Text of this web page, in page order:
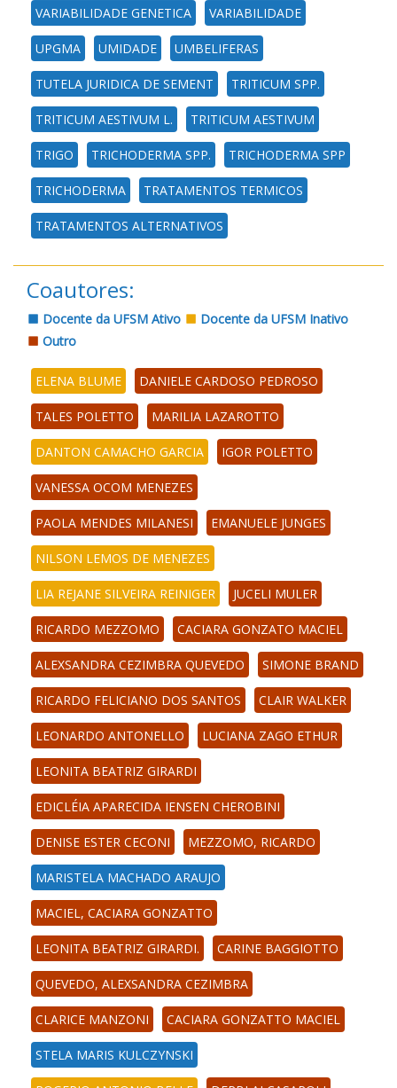
VARIABILIDADE GENETICA VARIABILIDADE
UPGMA UMIDADE UMBELIFERAS
TUTELA JURIDICA DE SEMENT TRITICUM SPP.
TRITICUM AESTIVUM L. TRITICUM AESTIVUM
TRIGO TRICHODERMA SPP. TRICHODERMA SPP
TRICHODERMA TRATAMENTOS TERMICOS
TRATAMENTOS ALTERNATIVOS
Coautores:
Docente da UFSM Ativo
Docente da UFSM Inativo
Outro
ELENA BLUME DANIELE CARDOSO PEDROSO
TALES POLETTO MARILIA LAZAROTTO
DANTON CAMACHO GARCIA IGOR POLETTO
VANESSA OCOM MENEZES
PAOLA MENDES MILANESI EMANUELE JUNGES
NILSON LEMOS DE MENEZES
LIA REJANE SILVEIRA REINIGER JUCELI MULER
RICARDO MEZZOMO CACIARA GONZATO MACIEL
ALEXSANDRA CEZIMBRA QUEVEDO SIMONE BRAND
RICARDO FELICIANO DOS SANTOS CLAIR WALKER
LEONARDO ANTONELLO LUCIANA ZAGO ETHUR
LEONITA BEATRIZ GIRARDI
EDICLÉIA APARECIDA IENSEN CHEROBINI
DENISE ESTER CECONI MEZZOMO, RICARDO
MARISTELA MACHADO ARAUJO
MACIEL, CACIARA GONZATTO
LEONITA BEATRIZ GIRARDI. CARINE BAGGIOTTO
QUEVEDO, ALEXSANDRA CEZIMBRA
CLARICE MANZONI CACIARA GONZATTO MACIEL
STELA MARIS KULCZYNSKI